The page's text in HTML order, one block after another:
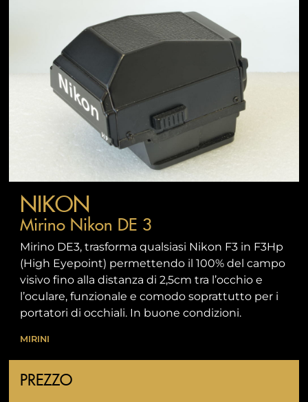
NIKON
Mirino Nikon DE 3
Mirino DE3, trasforma qualsiasi Nikon F3 in F3Hp
(High Eyepoint) permettendo il 100% del campo
visivo fino alla distanza di 2,5cm tra l’occhio e
l’oculare, funzionale e comodo soprattutto per i
portatori di occhiali. In buone condizioni.
MIRINI
PREZZO